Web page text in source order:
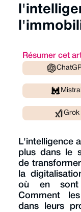
Résumer cet
Mistral
Grok
L'intelligence
plus dans le
de
la
où en sont
Comment
dans leurs